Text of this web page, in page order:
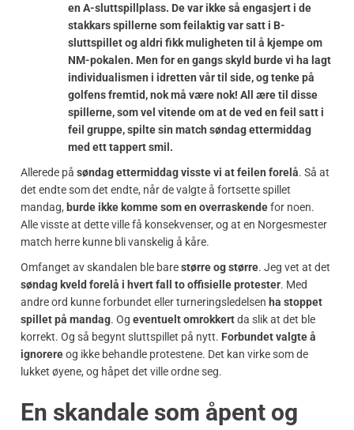
en A-sluttspillplass. De var ikke så engasjert i de
stakkars spillerne som feilaktig var satt i B-
sluttspillet og aldri fikk muligheten til å kjempe om
NM-pokalen. Men for en gangs skyld burde vi ha lagt
individualismen i idretten vår til side, og tenke på
golfens fremtid, nok må være nok! All ære til disse
spillerne, som vel vitende om at de ved en feil satt i
feil gruppe, spilte sin match søndag ettermiddag
med ett tappert smil.
Allerede på søndag ettermiddag visste vi at feilen forelå. Så at
det endte som det endte, når de valgte å fortsette spillet
mandag, burde ikke komme som en overraskendefor noen.
Alle visste at dette ville få konsekvenser, og at en Norgesmester
match herre kunne bli vanskelig å kåre.
Omfanget av skandalen ble barestørre og større. Jeg vet at det
søndag kveld forelå i hvert fall to offisielle protester. Med
andre ord kunne forbundet eller turneringsledelsen ha stoppet
spillet på mandag. Og eventuelt omrokkertda slik at det ble
korrekt. Og så begynt sluttspillet på nytt. Forbundet valgte å
ignorereog ikke behandle protestene. Det kan virke som de
lukket øyene, og håpet det ville ordne seg.
En skandale som åpent og